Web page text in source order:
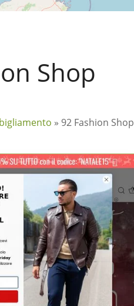
Shop
» 92 Fashion Shop